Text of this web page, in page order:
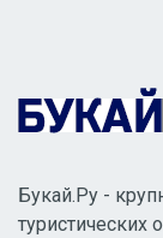
Букай.Ру -
туристических